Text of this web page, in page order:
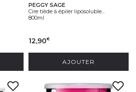
PEGGY SAGE
Cire tiède à épiler liposoluble...
800ml
12,90€
AJOUTER